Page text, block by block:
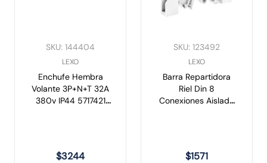
SKU: 144404
LEXO
Enchufe Hembra
Volante 3P+N+T 32A
380v IP44 5717421
$3244
SKU: 123492
LEXO
Barra Repartidora
Riel Din 8
Conexiones Aislada
$1571